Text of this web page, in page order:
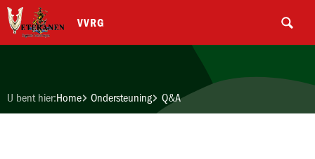
VVRG
U bent hier:Home Ondersteuning Q&A